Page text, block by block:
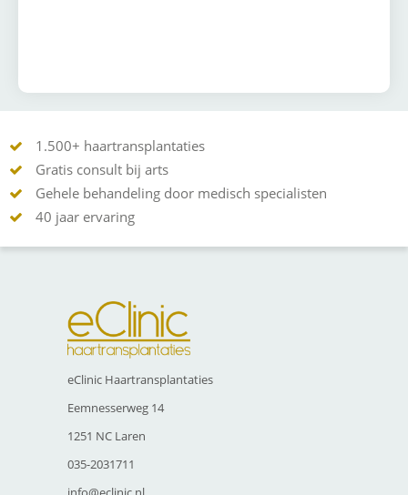
1.500+ haartransplantaties
Gratis consult bij arts
Gehele behandeling door medisch specialisten
40 jaar ervaring
eClinic Haartransplantaties
Eemnesserweg 14
1251 NC Laren
035-2031711